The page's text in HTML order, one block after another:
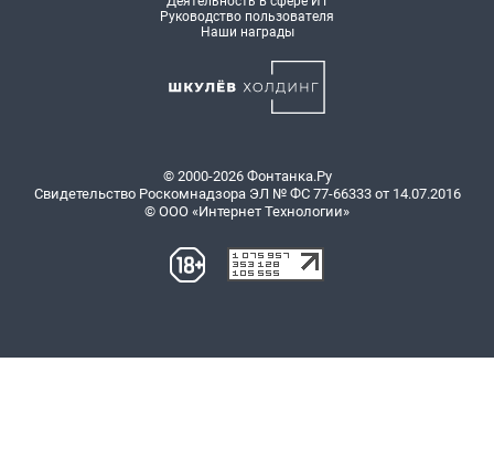
Руководство пользователя
Наши награды
© 2000-2026 Фонтанка.Ру
Свидетельство Роскомнадзора ЭЛ № ФС 77-66333 от 14.07.2016
© ООО «Интернет Технологии»